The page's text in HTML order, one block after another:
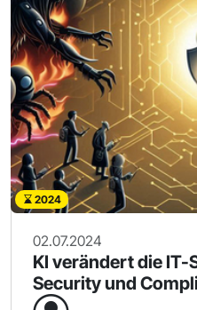
2024
02.07.2024
KI verändert die IT-
Security und